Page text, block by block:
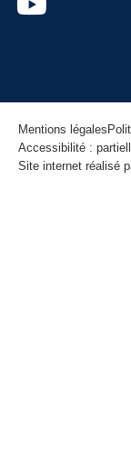
Mentions légales
Accessibilité :
Site internet réalisé